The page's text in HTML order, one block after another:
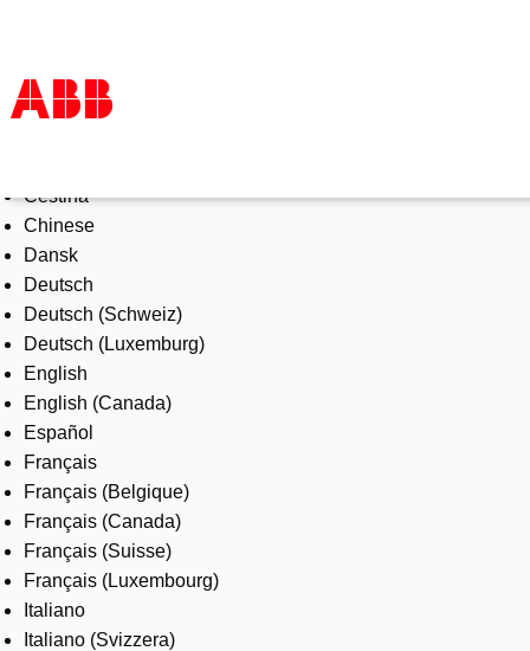
Products & Solutions
Industries
Services
About us
Where to buy
Contact us
Careers
Čeština
Chinese
Dansk
Deutsch
Deutsch (Schweiz)
Deutsch (Luxemburg)
English
English (Canada)
Español
Français
Français (Belgique)
Français (Canada)
Français (Suisse)
Français (Luxembourg)
Italiano
Italiano (Svizzera)